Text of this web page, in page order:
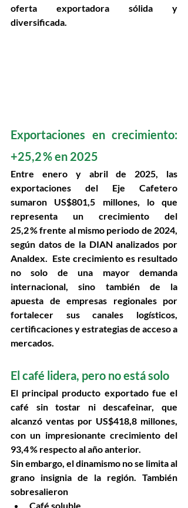
oferta exportadora sólida y
diversificada.
Exportaciones en crecimiento:
+25,2 % en 2025
Entre enero y abril de 2025 , las
exportaciones del Eje Cafetero
sumaron US$801,5 millones, lo que
representa un crecimiento del
25,2 % frente al mismo periodo de 2024,
Analdex .  Este crecimiento es resultado
no solo de una mayor demanda
internacional, sino también de la
apuesta de empresas regionales por
fortalecer sus canales logísticos,
certificaciones y estrategias de acceso a
mercados.
El café lidera, pero no está solo
café sin tostar ni descafeinar, que
alcanzó ventas por US$418,8 millones
93,4 % respecto al año anterior.
Sin embargo, el dinamismo no se limita al
grano insignia de la región. También
sobresalieron
Café soluble